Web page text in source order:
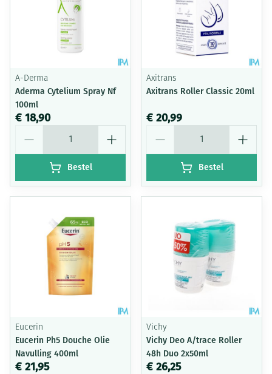
A-Derma
Aderma Cytelium Spray Nf
100ml
€ 18,90
Bestel
Axitrans
Axitrans Roller Classic 20ml
€ 20,99
Bestel
Eucerin
Eucerin Ph5 Douche Olie
Navulling 400ml
€ 21,95
Vichy
Vichy Deo A/trace Roller
48h Duo 2x50ml
€ 26,25